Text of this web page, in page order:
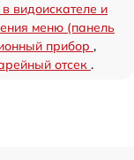
видоискателе и
меню (панель
прибор ,
отсек .